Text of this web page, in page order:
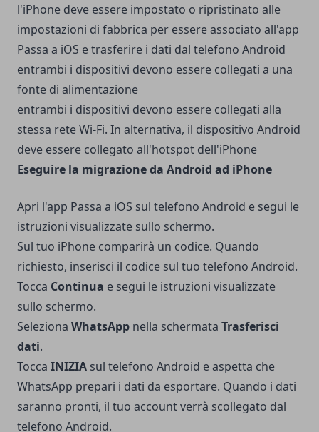
l'iPhone deve essere impostato o ripristinato alle
impostazioni di fabbrica per essere associato all'app
Passa a iOS e trasferire i dati dal telefono Android
entrambi i dispositivi devono essere collegati a una
fonte di alimentazione
entrambi i dispositivi devono essere collegati alla
stessa rete Wi-Fi. In alternativa, il dispositivo Android
deve essere collegato all'hotspot dell'iPhone
Eseguire la migrazione da Android ad iPhone
Apri l'app Passa a iOS sul telefono Android e segui le
istruzioni visualizzate sullo schermo.
Sul tuo iPhone comparirà un codice. Quando
richiesto, inserisci il codice sul tuo telefono Android.
Tocca Continua e segui le istruzioni visualizzate
sullo schermo.
Seleziona WhatsApp nella schermata Trasferisci
dati.
Tocca INIZIA sul telefono Android e aspetta che
WhatsApp prepari i dati da esportare. Quando i dati
saranno pronti, il tuo account verrà scollegato dal
telefono Android.